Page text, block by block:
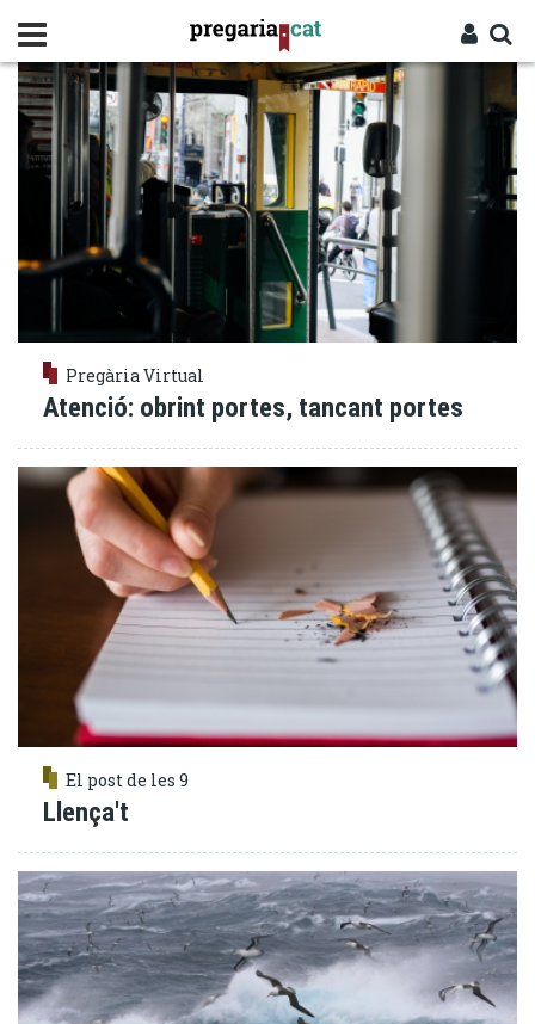
contingut
Cercador
INICI
Pregària Virtual
Atenció: obrint portes, tancant portes
El post de les 9
Llença't